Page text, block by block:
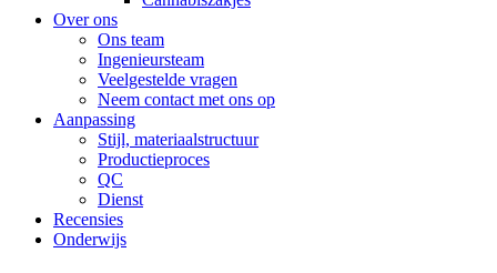
Over ons
Ons team
Ingenieursteam
Veelgestelde vragen
Neem contact met ons op
Aanpassing
Stijl, materiaalstructuur
Productieproces
QC
Dienst
Recensies
Onderwijs